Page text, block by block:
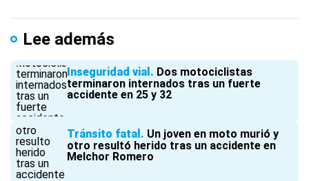
Lee además
Inseguridad vial
Dos motociclistas
terminaron internados tras un fuerte
accidente en 25 y 32
Tránsito fatal
Un joven en moto murió y
otro resultó herido tras un accidente en
Melchor Romero